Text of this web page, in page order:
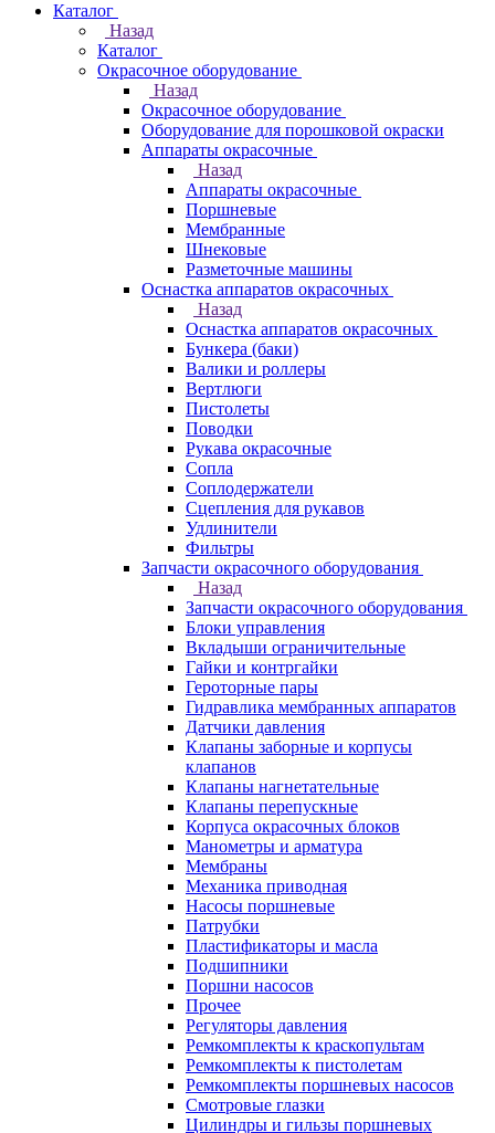
Каталог
Назад
Каталог
Окрасочное оборудование
Назад
Окрасочное оборудование
Оборудование для порошковой окраски
Аппараты окрасочные
Назад
Аппараты окрасочные
Поршневые
Мембранные
Шнековые
Разметочные машины
Оснастка аппаратов окрасочных
Назад
Оснастка аппаратов окрасочных
Бункера (баки)
Валики и роллеры
Вертлюги
Пистолеты
Поводки
Рукава окрасочные
Сопла
Соплодержатели
Сцепления для рукавов
Удлинители
Фильтры
Запчасти окрасочного оборудования
Назад
Запчасти окрасочного оборудования
Блоки управления
Вкладыши ограничительные
Гайки и контргайки
Героторные пары
Гидравлика мембранных аппаратов
Датчики давления
Клапаны заборные и корпусы
клапанов
Клапаны нагнетательные
Клапаны перепускные
Корпуса окрасочных блоков
Манометры и арматура
Мембраны
Механика приводная
Насосы поршневые
Патрубки
Пластификаторы и масла
Подшипники
Поршни насосов
Прочее
Регуляторы давления
Ремкомплекты к краскопультам
Ремкомплекты к пистолетам
Ремкомплекты поршневых насосов
Смотровые глазки
Цилиндры и гильзы поршневых